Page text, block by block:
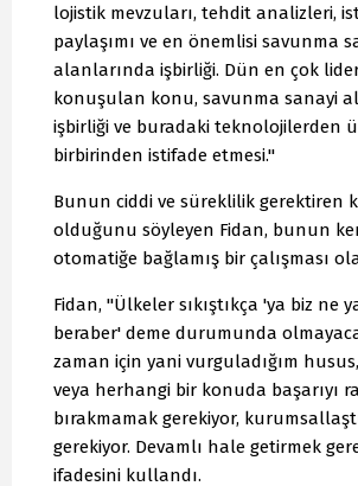
lojistik mevzuları, tehdit analizleri,
paylaşımı ve en önemlisi savunma
alanlarında işbirliği. Dün en çok
konuşulan konu, savunma sanayi
işbirliği ve buradaki teknolojilerden
birbirinden istifade etmesi."
Bunun ciddi ve süreklilik gerektiren
olduğunu söyleyen Fidan, bunun
otomatiğe bağlamış bir çalışması
Fidan, "Ülkeler sıkıştıkça 'ya biz ne
beraber' deme durumunda
zaman için yani vurguladığım
veya herhangi bir konuda başarıyı
bırakmamak gerekiyor,
gerekiyor. Devamlı hale getirmek
ifadesini kullandı.